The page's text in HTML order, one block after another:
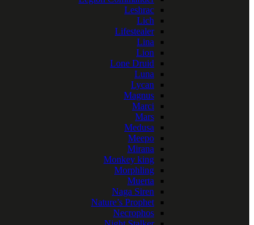
Leshrac
Lich
Lifestealer
Lina
Lion
Lone Druid
Luna
Lycan
Magnus
Marci
Mars
Medusa
Meepo
Mirana
Monkey king
Morphling
Muerta
Naga Siren
Nature’s Prophet
Necrophos